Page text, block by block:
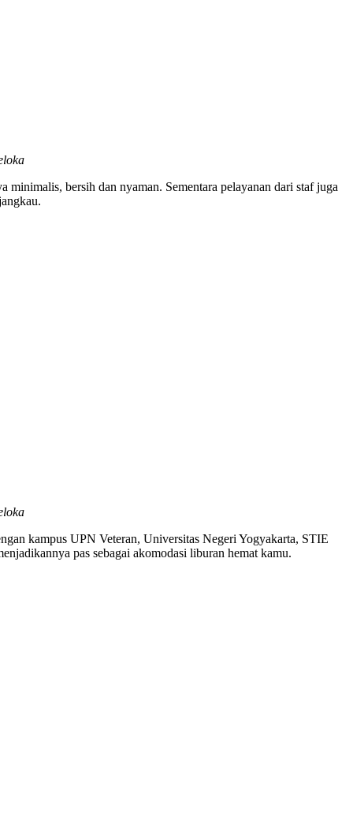
bersih dan nyaman. Sementara pelayanan dari staf juga
kampus UPN Veteran, Universitas Negeri Yogyakarta, STIE
pas sebagai akomodasi liburan hemat kamu.